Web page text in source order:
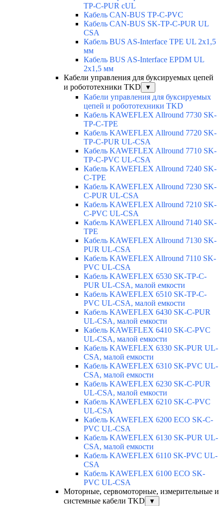
TP-C-PUR cUL
Кабель CAN-BUS TP-C-PVC
Кабель CAN-BUS SK-TP-C-PUR UL
CSA
Кабель BUS AS-Interface TPE UL 2x1,5
мм
Кабель BUS AS-Interface EPDM UL
2x1,5 мм
Кабели управления для буксируемых цепей
и робототехники TKD
▼
Кабели управления для буксируемых
цепей и робототехники TKD
Кабель KAWEFLEX Allround 7730 SK-
TP-C-TPE
Кабель KAWEFLEX Allround 7720 SK-
TP-C-PUR UL-CSA
Кабель KAWEFLEX Allround 7710 SK-
TP-C-PVC UL-CSA
Кабель KAWEFLEX Allround 7240 SK-
C-TPE
Кабель KAWEFLEX Allround 7230 SK-
C-PUR UL-CSA
Кабель KAWEFLEX Allround 7210 SK-
C-PVC UL-CSA
Кабель KAWEFLEX Allround 7140 SK-
TPE
Кабель KAWEFLEX Allround 7130 SK-
PUR UL-CSA
Кабель KAWEFLEX Allround 7110 SK-
PVC UL-CSA
Кабель KAWEFLEX 6530 SK-TP-C-
PUR UL-CSA, малой емкости
Кабель KAWEFLEX 6510 SK-TP-C-
PVC UL-CSA, малой емкости
Кабель KAWEFLEX 6430 SK-C-PUR
UL-CSA, малой емкости
Кабель KAWEFLEX 6410 SK-C-PVC
UL-CSA, малой емкости
Кабель KAWEFLEX 6330 SK-PUR UL-
CSA, малой емкости
Кабель KAWEFLEX 6310 SK-PVC UL-
CSA, малой емкости
Кабель KAWEFLEX 6230 SK-C-PUR
UL-CSA, малой емкости
Кабель KAWEFLEX 6210 SK-C-PVC
UL-CSA
Кабель KAWEFLEX 6200 ECO SK-C-
PVC UL-CSA
Кабель KAWEFLEX 6130 SK-PUR UL-
CSA, малой емкости
Кабель KAWEFLEX 6110 SK-PVC UL-
CSA
Кабель KAWEFLEX 6100 ECO SK-
PVC UL-CSA
Моторные, сервомоторные, измерительные и
системные кабели TKD
▼